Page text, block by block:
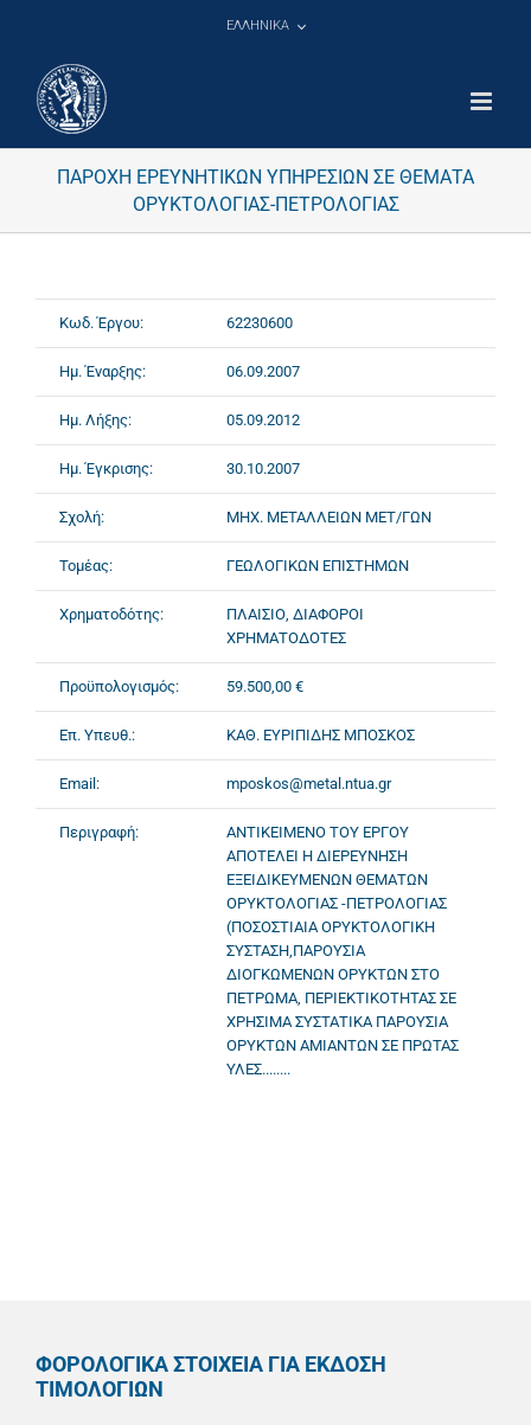
ΕΛΛΗΝΙΚΑ
ΠΑΡΟΧΗ ΕΡΕΥΝΗΤΙΚΩΝ ΥΠΗΡΕΣΙΩΝ ΣΕ ΘΕΜΑΤΑ
ΟΡΥΚΤΟΛΟΓΙΑΣ-ΠΕΤΡΟΛΟΓΙΑΣ
Κωδ. Έργου: 62230600
Ημ. Έναρξης: 06.09.2007
Ημ. Λήξης: 05.09.2012
Ημ. Έγκρισης: 30.10.2007
Σχολή: ΜΗΧ. ΜΕΤΑΛΛΕΙΩΝ ΜΕΤ/ΓΩΝ
Τομέας: ΓΕΩΛΟΓΙΚΩΝ ΕΠΙΣΤΗΜΩΝ
Χρηματοδότης:
ΠΛΑΙΣΙΟ, ΔΙΑΦΟΡΟΙ
ΧΡΗΜΑΤΟΔΟΤΕΣ
Προϋπολογισμός: 59.500,00 €
Επ. Υπευθ.: ΚΑΘ. ΕΥΡΙΠΙΔΗΣ ΜΠΟΣΚΟΣ
Email: mposkos@metal.ntua.gr
Περιγραφή:
ΑΝΤΙΚΕΙΜΕΝΟ ΤΟΥ ΕΡΓΟΥ
ΑΠΟΤΕΛΕΙ Η ΔΙΕΡΕΥΝΗΣΗ
ΕΞΕΙΔΙΚΕΥΜΕΝΩΝ ΘΕΜΑΤΩΝ
ΟΡΥΚΤΟΛΟΓΙΑΣ -ΠΕΤΡΟΛΟΓΙΑΣ
(ΠΟΣΟΣΤΙΑΙΑ ΟΡΥΚΤΟΛΟΓΙΚΗ
ΣΥΣΤΑΣΗ,ΠΑΡΟΥΣΙΑ
ΔΙΟΓΚΩΜΕΝΩΝ ΟΡΥΚΤΩΝ ΣΤΟ
ΠΕΤΡΩΜΑ, ΠΕΡΙΕΚΤΙΚΟΤΗΤΑΣ ΣΕ
ΧΡΗΣΙΜΑ ΣΥΣΤΑΤΙΚΑ ΠΑΡΟΥΣΙΑ
ΟΡΥΚΤΩΝ ΑΜΙΑΝΤΩΝ ΣΕ ΠΡΩΤΑΣ
ΥΛΕΣ........
ΦΟΡΟΛΟΓΙΚΑ ΣΤΟΙΧΕΙΑ ΓΙΑ ΕΚΔΟΣΗ
ΤΙΜΟΛΟΓΙΩΝ